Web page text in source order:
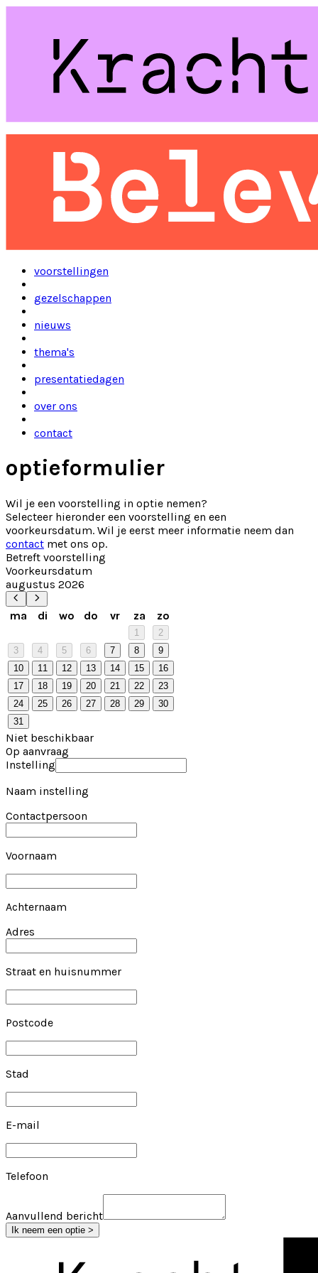
voorstellingen
gezelschappen
nieuws
thema's
presentatiedagen
over ons
contact
optieformulier
Wil je een voorstelling in optie nemen?
Selecteer hieronder een voorstelling en een
voorkeursdatum. Wil je eerst meer informatie neem dan
contact met ons op.
Betreft voorstelling
Voorkeursdatum
augustus 2026
ma di wo do vr za zo
1
2
3
4 5 6 7 8
9
10
11 12 13 14 15
16
17
18 19 20 21 22
23
24
25 26 27 28 29
30
31
Niet beschikbaar
Op aanvraag
Instelling
Naam instelling
Contactpersoon
Voornaam
Achternaam
Adres
Straat en huisnummer
Postcode
Stad
E-mail
Telefoon
Aanvullend bericht
Ik neem een optie >